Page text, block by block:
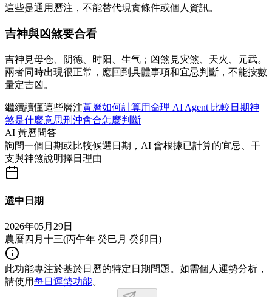
這些是通用曆注，不能替代現實條件或個人資訊。
吉神與凶煞要合看
吉神見母仓、阴德、时阳、生气；凶煞見灾煞、天火、元武。
兩者同時出現很正常，應回到具體事項和宜忌判斷，不能按數
量定吉凶。
繼續讀懂這些曆注黃曆如何計算用命理 AI Agent 比較日期神
煞是什麼意思刑沖會合怎麼判斷
AI 黃曆問答
詢問一個日期或比較候選日期，AI 會根據已計算的宜忌、干
支與神煞說明擇日理由
選中日期
2026年05月29日
農曆四月十三(丙午年 癸巳月 癸卯日 )
此功能專注於基於日曆的特定日期問題。如需個人運勢分析，
請使用每日運勢功能。